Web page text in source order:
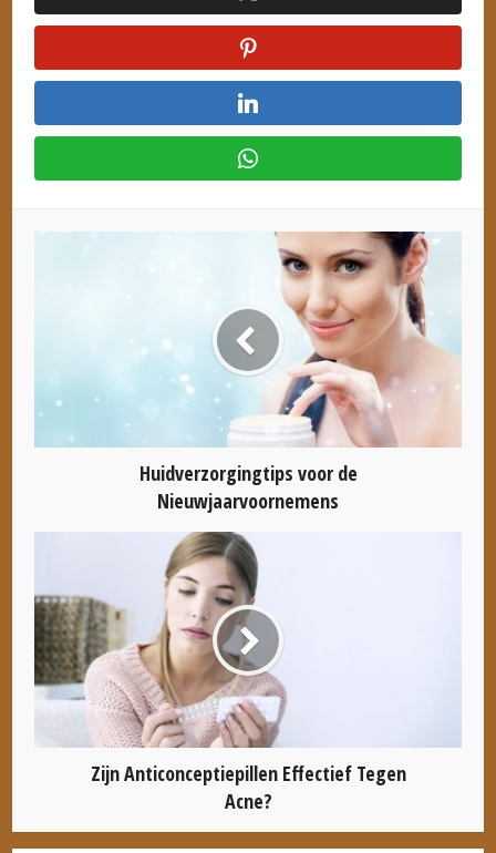
Huidverzorgingtips voor de
Nieuwjaarvoornemens
Zijn Anticonceptiepillen Effectief Tegen
Acne?